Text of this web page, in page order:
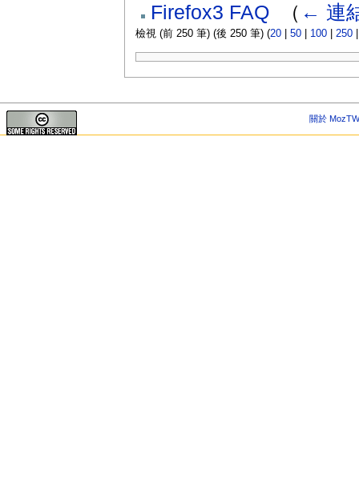
Firefox3 FAQ‎ （ ← 連
檢視 (前 250 筆) (後 250 筆) (20| 50| 100| 250
關於